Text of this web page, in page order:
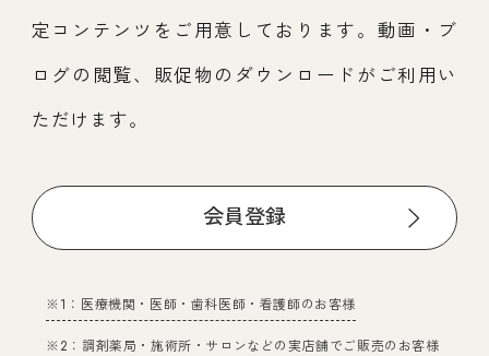
定コンテンツをご用意しております。動画・ブ
ログの閲覧、販促物のダウンロードがご利用い
ただけます。
会員登録
※1：医療機関・医師・歯科医師・看護師のお客様
※2：調剤薬局・施術所・サロンなどの実店舗でご販売のお客様